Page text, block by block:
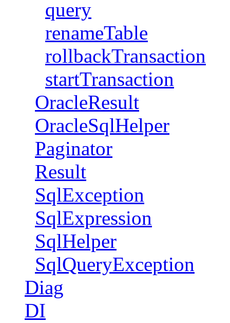
query
renameTable
rollbackTransaction
startTransaction
OracleResult
OracleSqlHelper
Paginator
Result
SqlException
SqlExpression
SqlHelper
SqlQueryException
Diag
DI